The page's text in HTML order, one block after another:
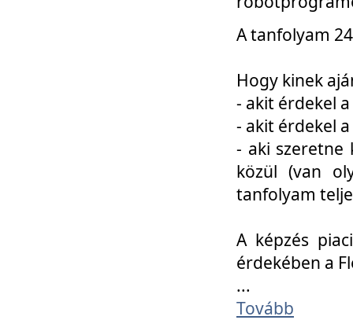
A tanfolyam
Hogy kinek
- akit érdekel
- akit érdekel
- aki szeretne
közül (van
tanfolyam
A képzés
érdekében a
...
Tovább